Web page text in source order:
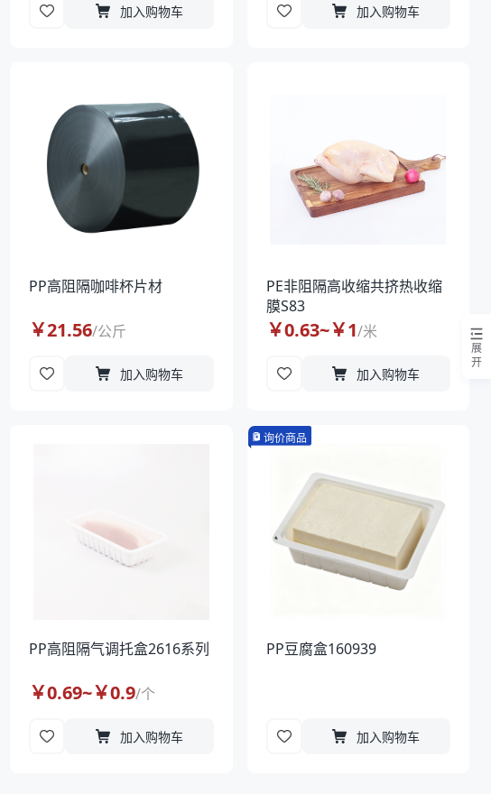
加入购物车 加入购物车
PP高阻隔咖啡杯片材
￥21.56/公斤
加入购物车
PE非阻隔高收缩共挤热收缩
膜S83
￥0.63~￥1/米
加入购物车
PP高阻隔气调托盒2616系列
￥0.69~￥0.9/个
加入购物车
询价商品
PP豆腐盒160939
加入购物车
展
开